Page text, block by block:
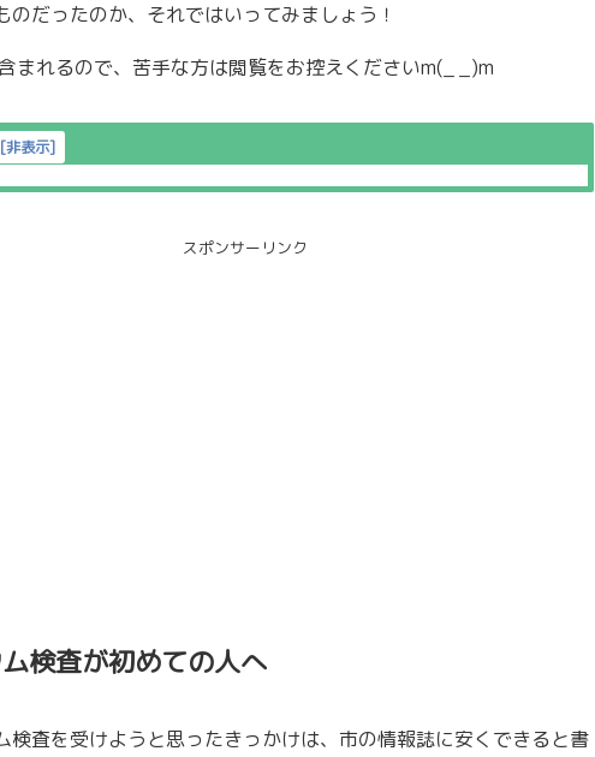
のだったのか、それではいってみましょう！
まれるので、苦手な方は閲覧をお控えくださいm(_ _)m
[非表示]
スポンサーリンク
検査が初めての人へ
検査を受けようと思ったきっかけは、市の情報誌に安くできると書